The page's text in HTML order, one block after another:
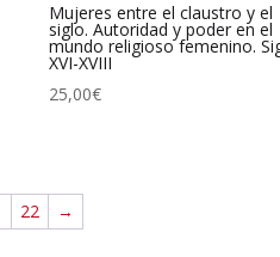
Mujeres entre el claustro y el
siglo. Autoridad y poder en el
mundo religioso femenino.
XVI-XVIII
25,00€
22 →